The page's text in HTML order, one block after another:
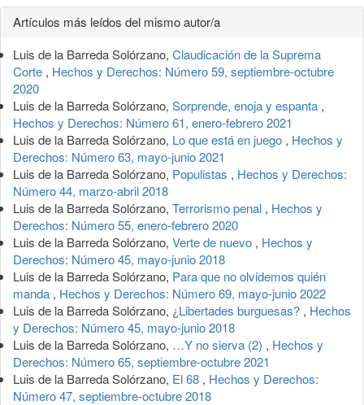
Detalles
del
artículo
Artículos más leídos del mismo autor/a
Luis de la Barreda Solórzano, Claudicación de la Suprema
Corte , Hechos y Derechos: Número 59, septiembre-octubre
2020
Luis de la Barreda Solórzano, Sorprende, enoja y espanta ,
Hechos y Derechos: Número 61, enero-febrero 2021
Luis de la Barreda Solórzano, Lo que está en juego , Hechos y
Derechos: Número 63, mayo-junio 2021
Luis de la Barreda Solórzano, Populistas , Hechos y Derechos:
Número 44, marzo-abril 2018
Luis de la Barreda Solórzano, Terrorismo penal , Hechos y
Derechos: Número 55, enero-febrero 2020
Luis de la Barreda Solórzano, Verte de nuevo , Hechos y
Derechos: Número 45, mayo-junio 2018
Luis de la Barreda Solórzano, Para que no olvidemos quién
manda , Hechos y Derechos: Número 69, mayo-junio 2022
Luis de la Barreda Solórzano, ¿Libertades burguesas? , Hechos
y Derechos: Número 45, mayo-junio 2018
Luis de la Barreda Solórzano, …Y no sierva (2) , Hechos y
Derechos: Número 65, septiembre-octubre 2021
Luis de la Barreda Solórzano, El 68 , Hechos y Derechos:
Número 47, septiembre-octubre 2018